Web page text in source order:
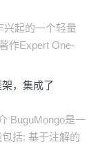
兴起的一个轻量
作Expert One-
，集成了
BuguMongo是一
括: 基于注解的